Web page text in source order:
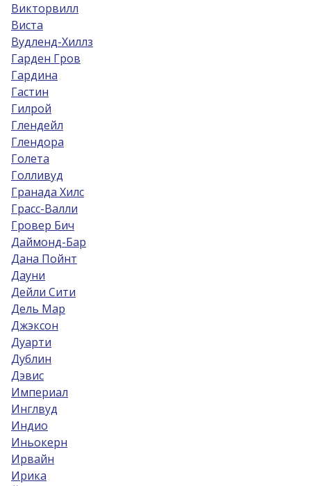
Викторвилл
Виста
Вудленд-Хиллз
Гарден Гров
Гардина
Гастин
Гилрой
Глендейл
Глендора
Голета
Голливуд
Гранада Хилс
Грасс-Валли
Гровер Бич
Даймонд-Бар
Дана Пойнт
Дауни
Дейли Сити
Дель Мар
Джэксон
Дуарти
Дублин
Дэвис
Империал
Инглвуд
Индио
Иньокерн
Ирвайн
Ирика